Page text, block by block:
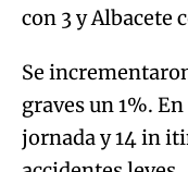
con 3 y Albacete
Se
graves un 1%.
jornada y 14 in